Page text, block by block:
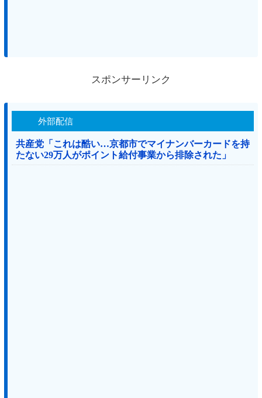
スポンサーリンク
外部配信
共産党「これは酷い…京都市でマイナンバーカードを持
たない29万人がポイント給付事業から排除された」